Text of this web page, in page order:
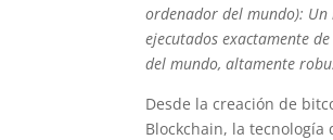
ordenador del mundo):
ejecutados exactamente
del mundo, altamente
Desde la creación de
Blockchain, la